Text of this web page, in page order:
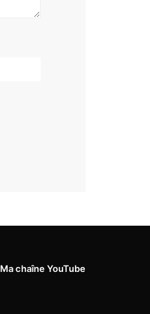
Ma chaîne YouTube